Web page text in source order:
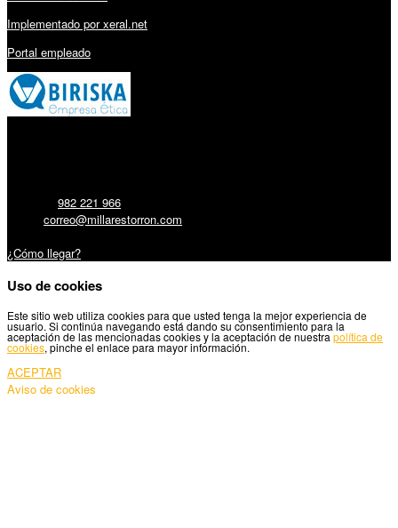
Implementado por xeral.net
Portal empleado
982 221 966
correo@millarestorron.com
¿Cómo llegar?
Uso de cookies
Este sitio web utiliza cookies para que usted tenga la mejor experiencia de
usuario. Si continúa navegando está dando su consentimiento para la
aceptación de las mencionadas cookies y la aceptación de nuestra política de
cookies, pinche el enlace para mayor información.
ACEPTAR
Aviso de cookies